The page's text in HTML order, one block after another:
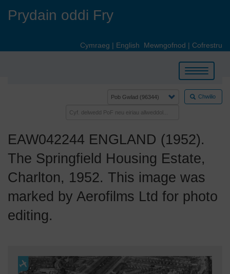
Prydain oddi Fry
Cymraeg | English Mewngofnod | Cofrestru
Toggle
navigation
Chwilio
EAW042244 ENGLAND (1952).
The Springfield Housing Estate,
Charlton, 1952. This image was
marked by Aerofilms Ltd for photo
editing.